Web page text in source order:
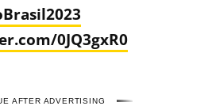
0JQ3gxR0
AFTER ADVERTISING